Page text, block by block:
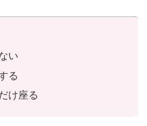
い
る
け座る